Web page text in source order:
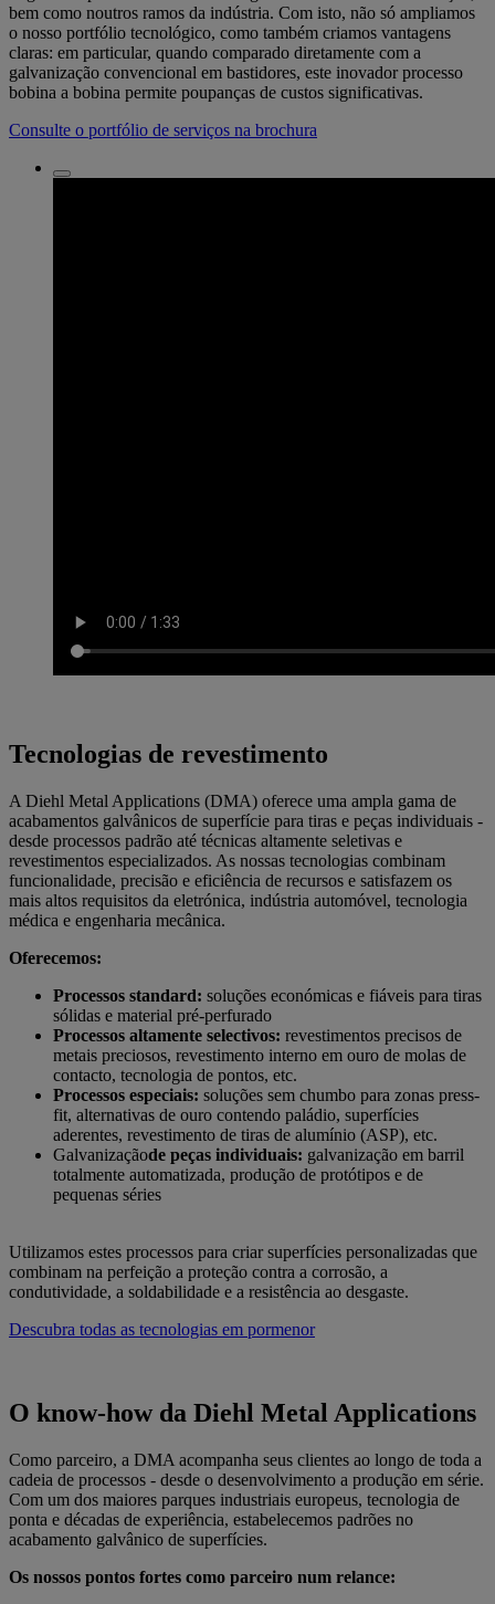
bem como noutros ramos da indústria. Com isto, não só ampliamos
o nosso portfólio tecnológico, como também criamos vantagens
claras: em particular, quando comparado diretamente com a
galvanização convencional em bastidores, este inovador processo
bobina a bobina permite poupanças de custos significativas.
Consulte o portfólio de serviços na brochura
Tecnologias de revestimento
A Diehl Metal Applications (DMA) oferece uma ampla gama de
acabamentos galvânicos de superfície para tiras e peças individuais -
desde processos padrão até técnicas altamente seletivas e
revestimentos especializados. As nossas tecnologias combinam
funcionalidade, precisão e eficiência de recursos e satisfazem os
mais altos requisitos da eletrónica, indústria automóvel, tecnologia
médica e engenharia mecânica.
Oferecemos:
Processos standard: soluções económicas e fiáveis para tiras
sólidas e material pré-perfurado
Processos altamente selectivos: revestimentos precisos de
metais preciosos, revestimento interno em ouro de molas de
contacto, tecnologia de pontos, etc.
Processos especiais: soluções sem chumbo para zonas press-
fit, alternativas de ouro contendo paládio, superfícies
aderentes, revestimento de tiras de alumínio (ASP), etc.
Galvanizaçãode peças individuais: galvanização em barril
totalmente automatizada, produção de protótipos e de
pequenas séries
Utilizamos estes processos para criar superfícies personalizadas que
combinam na perfeição a proteção contra a corrosão, a
condutividade, a soldabilidade e a resistência ao desgaste.
Descubra todas as tecnologias em pormenor
O know-how da Diehl Metal Applications
Como parceiro, a DMA acompanha seus clientes ao longo de toda a
cadeia de processos - desde o desenvolvimento a produção em série.
Com um dos maiores parques industriais europeus, tecnologia de
ponta e décadas de experiência, estabelecemos padrões no
acabamento galvânico de superfícies.
Os nossos pontos fortes como parceiro num relance: